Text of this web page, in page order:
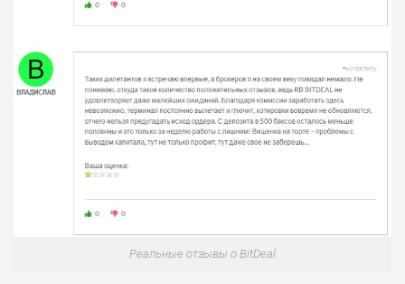
Реальные отзывы о BitDeal